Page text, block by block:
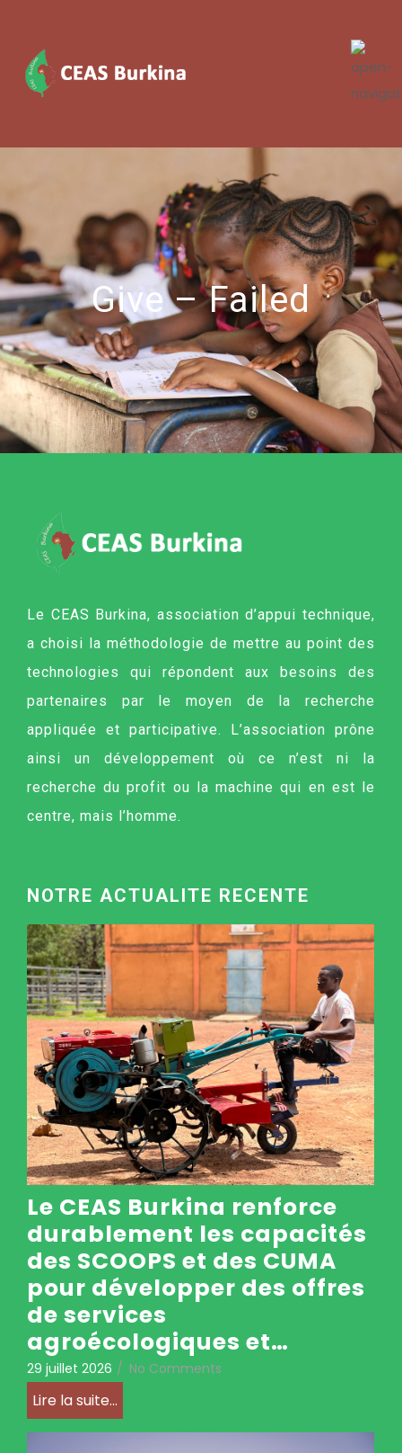
Give – Failed
Le CEAS Burkina, association d’appui technique,
a choisi la méthodologie de mettre au point des
technologies qui répondent aux besoins des
partenaires par le moyen de la recherche
appliquée et participative. L’association prône
ainsi un développement où ce n’est ni la
recherche du profit ou la machine qui en est le
centre, mais l’homme.
NOTRE ACTUALITE RECENTE
Le CEAS Burkina renforce
durablement les capacités
des SCOOPS et des CUMA
pour développer des offres
de services
agroécologiques et…
29 juillet 2026 / No Comments
Lire la suite...